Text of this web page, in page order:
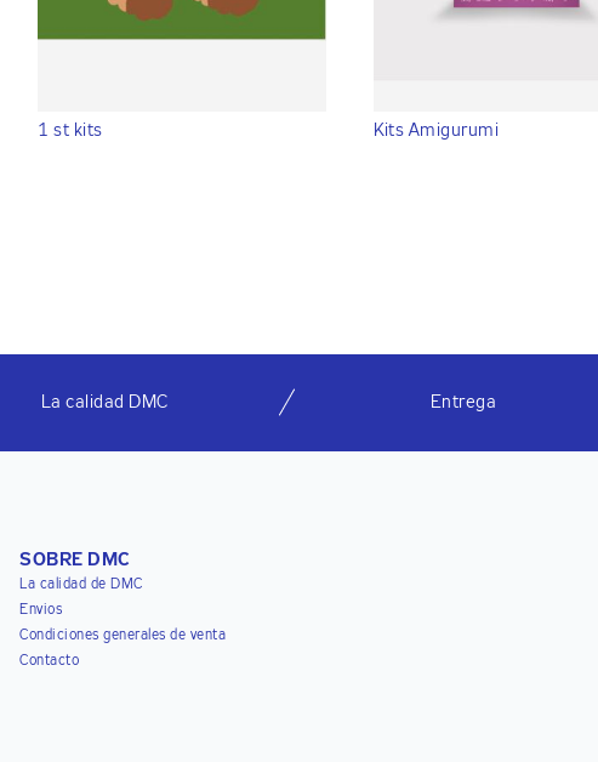
1 st kits Kits Amigurumi
La calidad DMC Entrega
SOBRE DMC
La calidad de DMC
Envios
Condiciones generales de venta
Contacto